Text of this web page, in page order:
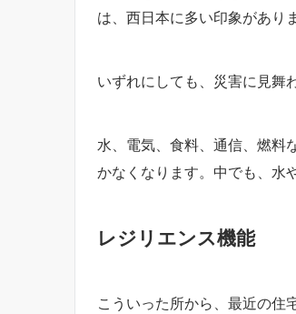
は、西日本に多い印象があり
いずれにしても、災害に見舞
水、電気、食料、通信、燃料
かなくなります。中でも、水
レジリエンス機能
こういった所から、最近の住